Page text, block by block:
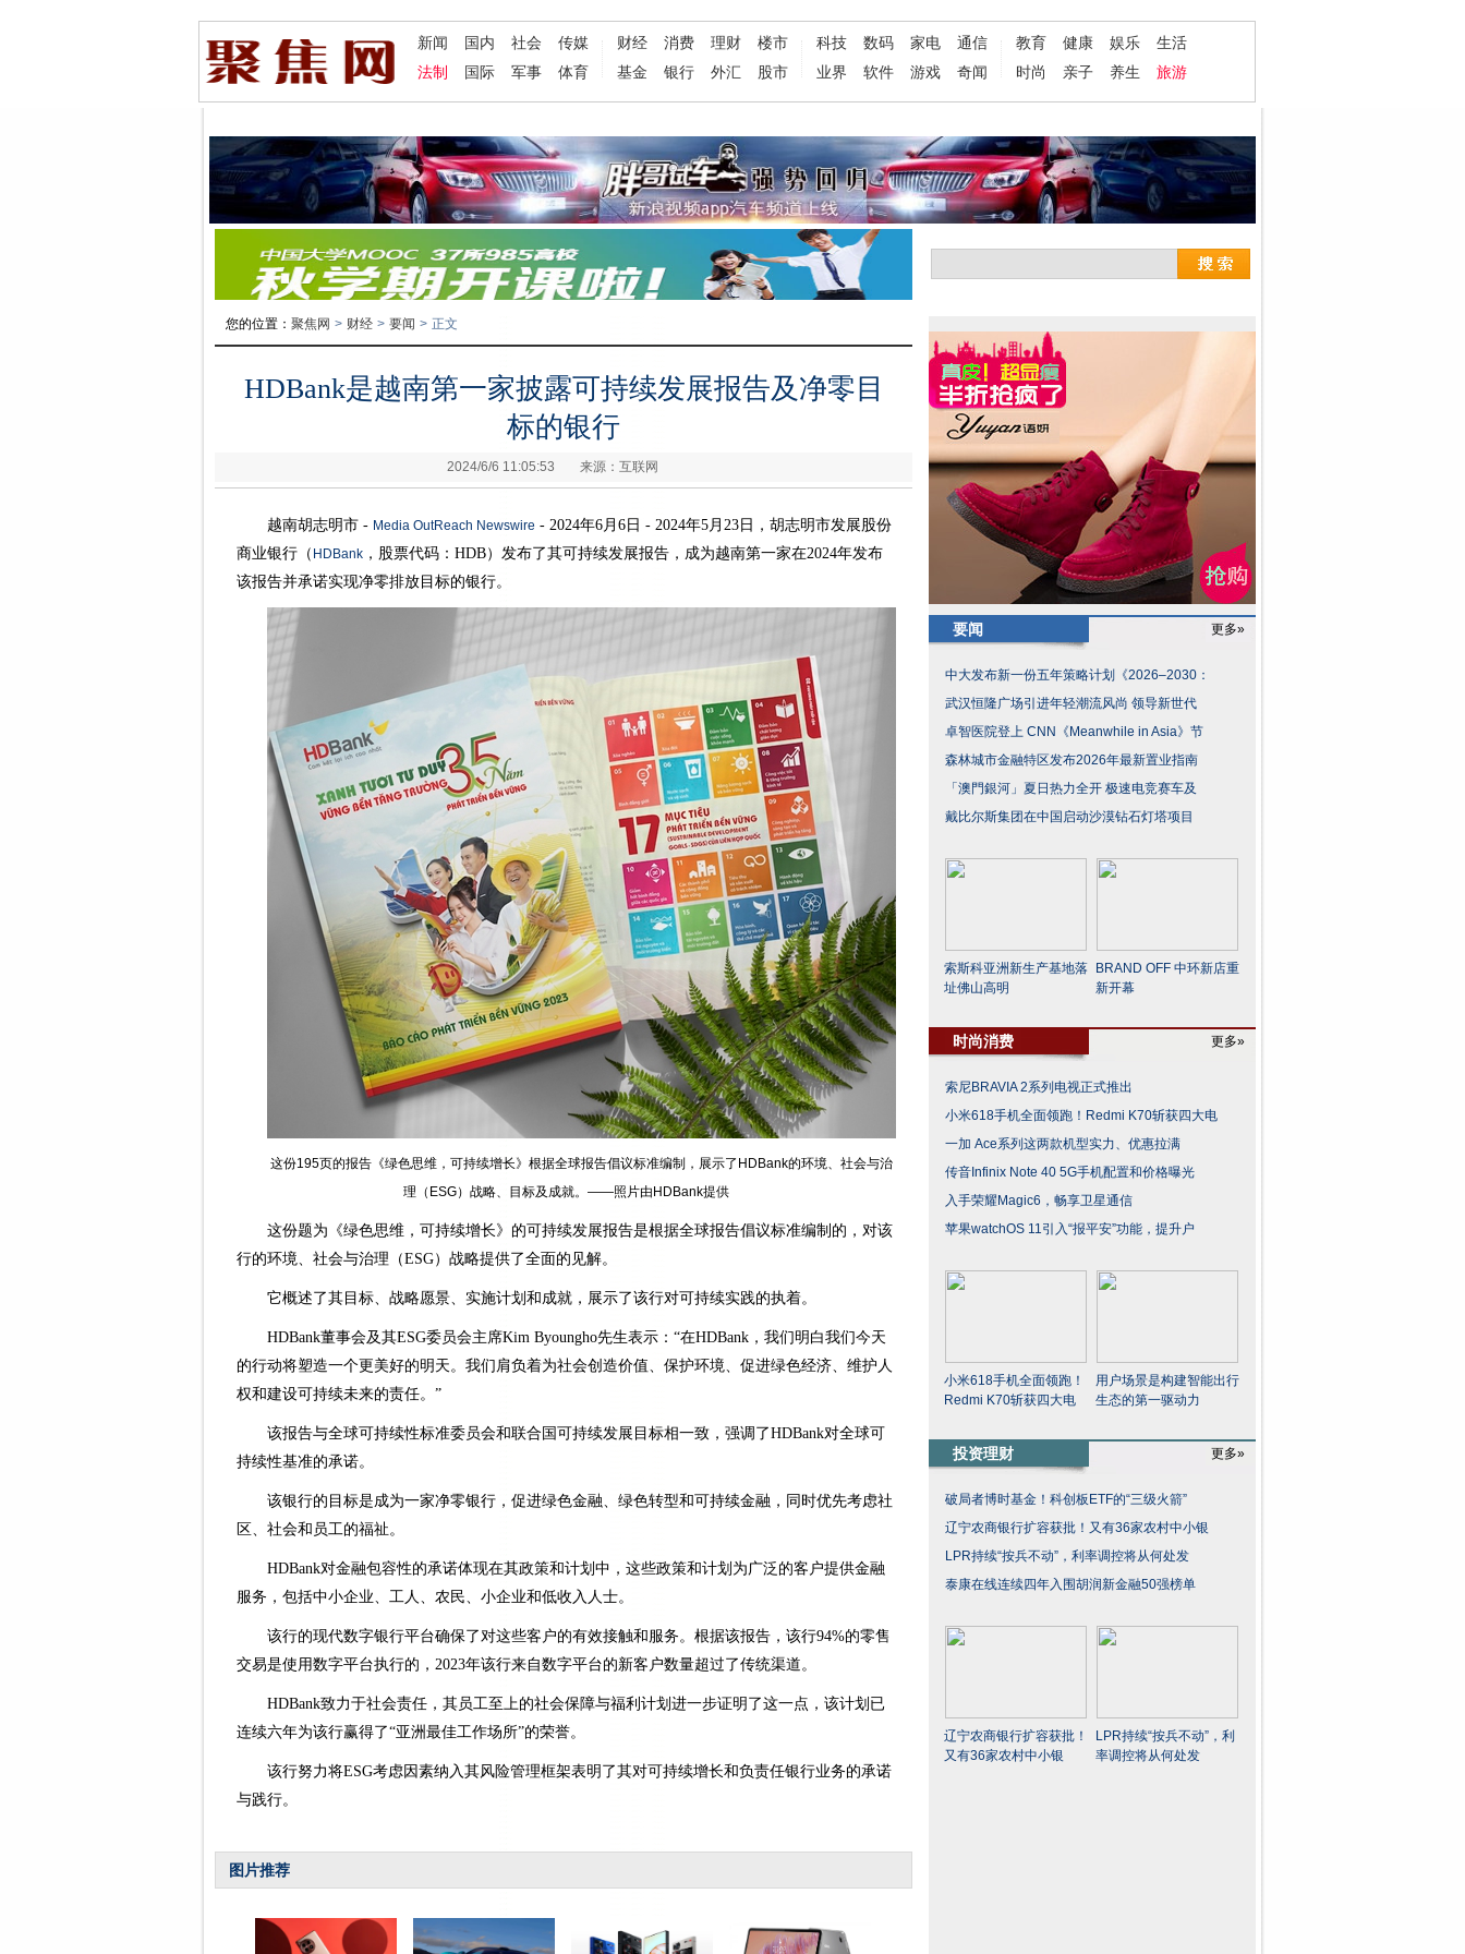
新闻 国内 社会
传媒
法制
国际 军事 体育
财经 消费 理财
楼市
基金
银行 外汇 股市
科技 数码 家电
通信
业界
软件 游戏 奇闻
教育 健康 娱乐
生活
时尚
亲子 养生 旅游
您的位置： 聚焦网 > 财经 > 要闻 > 正文
HDBank是越南第一家披露可持续发展报告及净零目
标的银行
2024/6/6 11:05:53 来源：互联网
越南胡志明市 - Media OutReach Newswire - 2024年6月6日 - 2024年5月23日，胡志明市发展股份
商业银行（ HDBank ，股票代码：HDB）发布了其可持续发展报告，成为越南第一家在2024年发布
该报告并承诺实现净零排放目标的银行。
这份195页的报告《绿色思维，可持续增长》根据全球报告倡议标准编制，展示了HDBank的环境、社会与治
理（ESG）战略、目标及成就。——照片由HDBank提供
这份题为《绿色思维，可持续增长》的可持续发展报告是根据全球报告倡议标准编制的，对该
行的环境、社会与治理（ESG）战略提供了全面的见解。
它概述了其目标、战略愿景、实施计划和成就，展示了该行对可持续实践的执着。
HDBank董事会及其ESG委员会主席Kim Byoungho先生表示：“在HDBank，我们明白我们今天
的行动将塑造一个更美好的明天。我们肩负着为社会创造价值、保护环境、促进绿色经济、维护人
权和建设可持续未来的责任。”
该报告与全球可持续性标准委员会和联合国可持续发展目标相一致，强调了HDBank对全球可
持续性基准的承诺。
该银行的目标是成为一家净零银行，促进绿色金融、绿色转型和可持续金融，同时优先考虑社
区、社会和员工的福祉。
HDBank对金融包容性的承诺体现在其政策和计划中，这些政策和计划为广泛的客户提供金融
服务，包括中小企业、工人、农民、小企业和低收入人士。
该行的现代数字银行平台确保了对这些客户的有效接触和服务。根据该报告，该行94%的零售
交易是使用数字平台执行的，2023年该行来自数字平台的新客户数量超过了传统渠道。
HDBank致力于社会责任，其员工至上的社会保障与福利计划进一步证明了这一点，该计划已
连续六年为该行赢得了“亚洲最佳工作场所”的荣誉。
该行努力将ESG考虑因素纳入其风险管理框架表明了其对可持续增长和负责任银行业务的承诺
与践行。
图片推荐
要闻 更多»
中大发布新一份五年策略计划《2026‒2030：
武汉恒隆广场引进年轻潮流风尚 领导新世代
卓智医院登上 CNN《Meanwhile in Asia》节
森林城市金融特区发布2026年最新置业指南
「澳門銀河」夏日热力全开 极速电竞赛车及
戴比尔斯集团在中国启动沙漠钻石灯塔项目
索斯科亚洲新生产基地落
址佛山高明
BRAND OFF 中环新店重
新开幕
时尚消费 更多»
索尼BRAVIA 2系列电视正式推出
小米618手机全面领跑！Redmi K70斩获四大电
一加 Ace系列这两款机型实力、优惠拉满
传音Infinix Note 40 5G手机配置和价格曝光
入手荣耀Magic6，畅享卫星通信
苹果watchOS 11引入“报平安”功能，提升户
小米618手机全面领跑！
Redmi K70斩获四大电
用户场景是构建智能出行
生态的第一驱动力
投资理财 更多»
破局者博时基金！科创板ETF的“三级火箭”
辽宁农商银行扩容获批！又有36家农村中小银
LPR持续“按兵不动”，利率调控将从何处发
泰康在线连续四年入围胡润新金融50强榜单
辽宁农商银行扩容获批！
又有36家农村中小银
LPR持续“按兵不动”，利
率调控将从何处发